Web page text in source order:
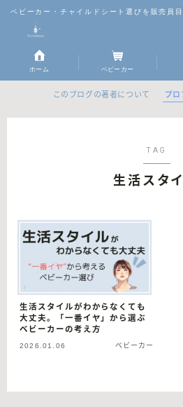
ベビーカー・チャイルドシート選びを販売員
MENU
ベビーカー
ホーム ベビーカー
このブログの著者について プロ
TAG
生活スタ
生活スタイルがわからなくても
大丈夫。「一番イヤ」から選ぶ
ベビーカーの考え方
2026.01.06 ベビーカー